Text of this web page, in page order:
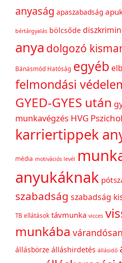
anyaság apaszabadság
bértárgyalás bölcsőde
anya dolgozó
Bánásmód Hatóság egyéb
felmondási
GYED-GYES után
munkavégzés HVG
karriertippek
média motivációs levél
anyukáknak
szabadság szabadság
TB ellátások távmunka vicces
munkába
állásbörze álláshirdetés állásidő